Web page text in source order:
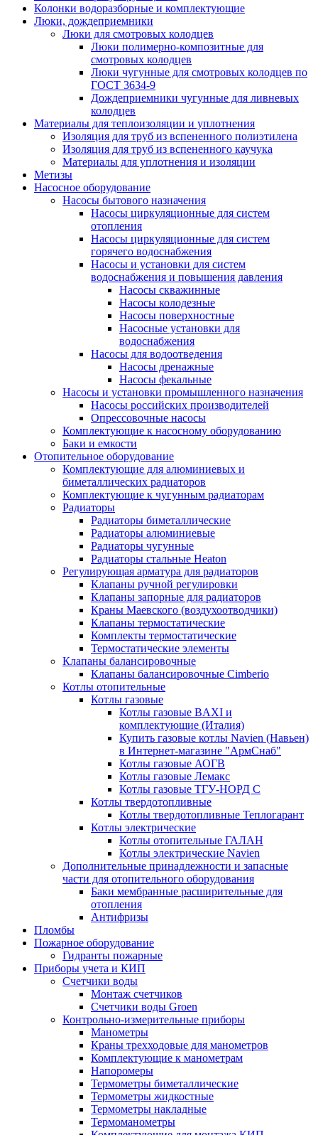
Колонки водоразборные и комплектующие
Люки, дождеприемники
Люки для смотровых колодцев
Люки полимерно-композитные для
смотровых колодцев
Люки чугунные для смотровых колодцев по
ГОСТ 3634-9
Дождеприемники чугунные для ливневых
колодцев
Материалы для теплоизоляции и уплотнения
Изоляция для труб из вспененного полиэтилена
Изоляция для труб из вспененного каучука
Материалы для уплотнения и изоляции
Метизы
Насосное оборудование
Насосы бытового назначения
Насосы циркуляционные для систем
отопления
Насосы циркуляционные для систем
горячего водоснабжения
Насосы и установки для систем
водоснабжения и повышения давления
Насосы скважинные
Насосы колодезные
Насосы поверхностные
Насосные установки для
водоснабжения
Насосы для водоотведения
Насосы дренажные
Насосы фекальные
Насосы и установки промышленного назначения
Насосы российских производителей
Опрессовочные насосы
Комплектующие к насосному оборудованию
Баки и емкости
Отопительное оборудование
Комплектующие для алюминиевых и
биметаллических радиаторов
Комплектующие к чугунным радиаторам
Радиаторы
Радиаторы биметаллические
Радиаторы алюминиевые
Радиаторы чугунные
Радиаторы стальные Heaton
Регулирующая арматура для радиаторов
Клапаны ручной регулировки
Клапаны запорные для радиаторов
Краны Маевского (воздухоотводчики)
Клапаны термостатические
Комплекты термостатические
Термостатические элементы
Клапаны балансировочные
Клапаны балансировочные Cimberio
Котлы отопительные
Котлы газовые
Котлы газовые BAXI и
комплектующие (Италия)
Купить газовые котлы Navien (Навьен)
в Интернет-магазине "АрмСнаб"
Котлы газовые АОГВ
Котлы газовые Лемакс
Котлы газовые ТГУ-НОРД С
Котлы твердотопливные
Котлы твердотопливные Теплогарант
Котлы электрические
Котлы отопительные ГАЛАН
Котлы электрические Navien
Дополнительные принадлежности и запасные
части для отопительного оборудования
Баки мембранные расширительные для
отопления
Антифризы
Пломбы
Пожарное оборудование
Гидранты пожарные
Приборы учета и КИП
Счетчики воды
Монтаж счетчиков
Счетчики воды Groen
Контрольно-измерительные приборы
Манометры
Краны трехходовые для манометров
Комплектующие к манометрам
Напоромеры
Термометры биметаллические
Термометры жидкостные
Термометры накладные
Термоманометры